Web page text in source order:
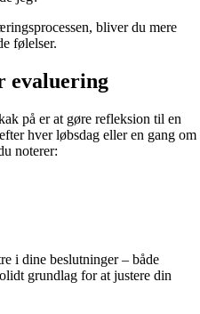
bliver du mere
følelser.
evaluering
på er at gøre refleksion til en
hver løbsdag eller en gang om
noterer:
i dine beslutninger – både
grundlag for at justere din